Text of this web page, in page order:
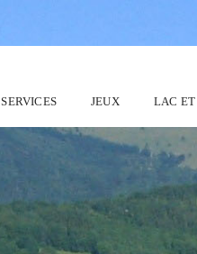
SERVICES JEUX LAC ET